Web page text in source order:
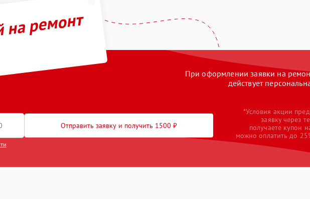
ремонт
При оформлении заявки на
действует
Отправить заявку и получить 1500 ₽
*Условия акции
заявку через
получаете купон
можно оплатить до